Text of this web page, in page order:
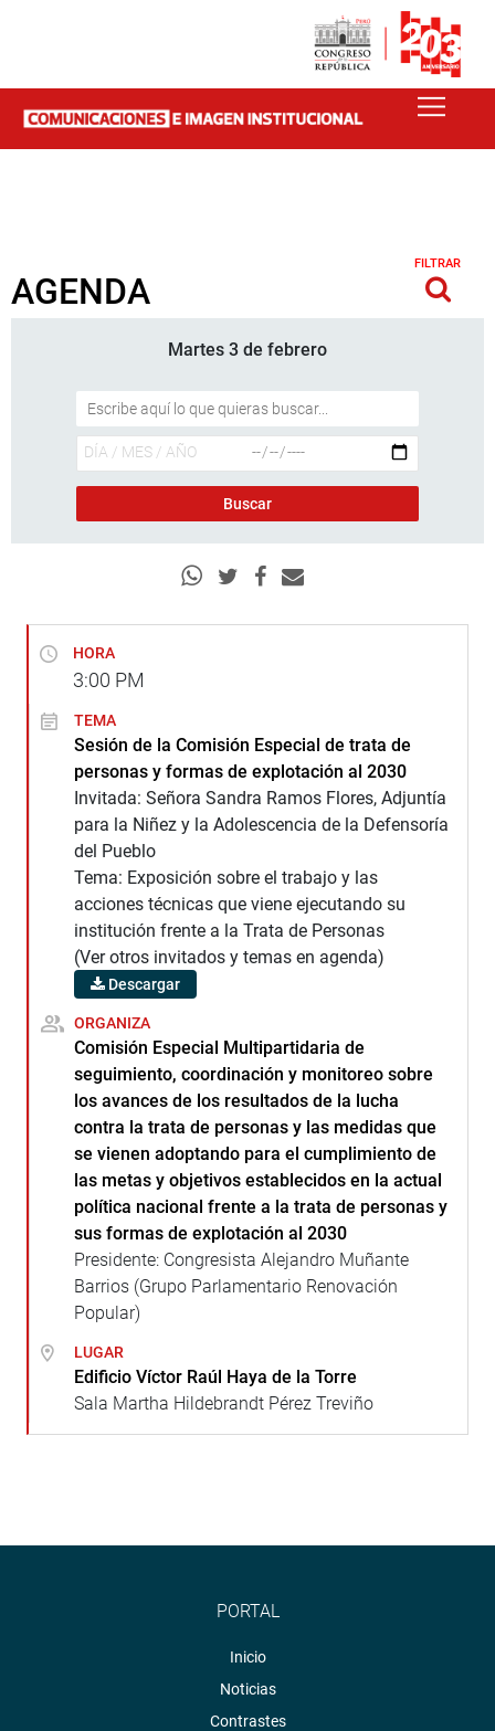
AGENDA
FILTRAR
Martes 3 de febrero
HORA
3:00 PM
TEMA
Sesión de la Comisión Especial de trata de
personas y formas de explotación al 2030
Invitada: Señora Sandra Ramos Flores, Adjuntía
para la Niñez y la Adolescencia de la Defensoría
del Pueblo
Tema: Exposición sobre el trabajo y las
acciones técnicas que viene ejecutando su
institución frente a la Trata de Personas
(Ver otros invitados y temas en agenda)
Descargar
ORGANIZA
Comisión Especial Multipartidaria de
seguimiento, coordinación y monitoreo sobre
los avances de los resultados de la lucha
contra la trata de personas y las medidas que
se vienen adoptando para el cumplimiento de
las metas y objetivos establecidos en la actual
política nacional frente a la trata de personas y
sus formas de explotación al 2030
Presidente: Congresista Alejandro Muñante
Barrios (Grupo Parlamentario Renovación
Popular)
LUGAR
Edificio Víctor Raúl Haya de la Torre
Sala Martha Hildebrandt Pérez Treviño
PORTAL
Inicio
Noticias
Contrastes